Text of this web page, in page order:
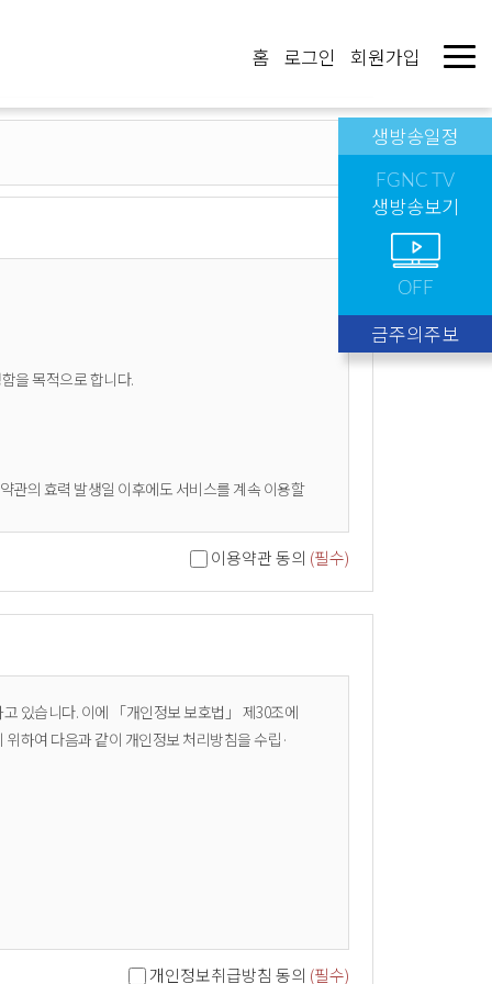
생방송일정
FGNC TV
생방송보기
OFF
금주의주보
홈 로그인 회원가입
을 목적으로 합니다.
관의 효력 발생일 이후에도 서비스를 계속 이용할
이용약관 동의 (필수)
있습니다. 이에 「개인정보 보호법」 제30조에
하여 다음과 같이 개인정보 처리방침을 수립·
개인정보취급방침 동의 (필수)